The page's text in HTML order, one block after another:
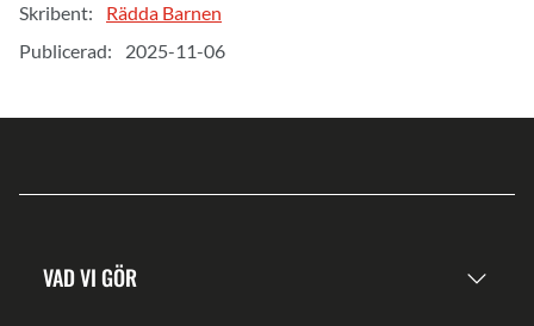
Skribent:
Rädda Barnen
Publicerad:
2025-11-06
VAD VI GÖR